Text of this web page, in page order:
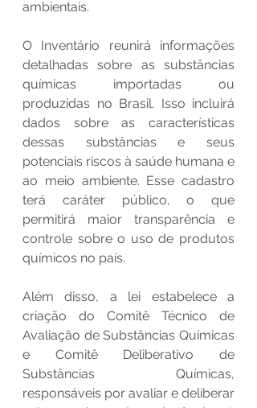
ambientais.
O Inventário reunirá informações
detalhadas sobre as substâncias
químicas importadas ou
produzidas no Brasil. Isso incluirá
dados sobre as características
dessas substâncias e seus
potenciais riscos à saúde humana e
ao meio ambiente. Esse cadastro
terá caráter público, o que
permitirá maior transparência e
controle sobre o uso de produtos
químicos no país.
Além disso, a lei estabelece a
criação do Comitê Técnico de
Avaliação de Substâncias Químicas
e Comitê Deliberativo de
Substâncias Químicas,
responsáveis por avaliar e deliberar